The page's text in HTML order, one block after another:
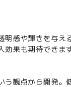
感や輝きを与
果も期待できます
観点から開発